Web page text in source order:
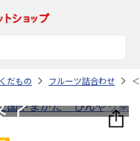
くだもの フルーツ詰合わせ